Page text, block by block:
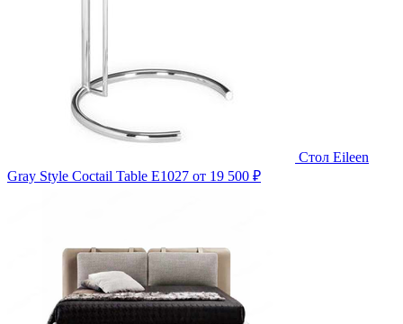
Стол Eileen
Gray Style Coctail Table E1027 от 19 500 ₽